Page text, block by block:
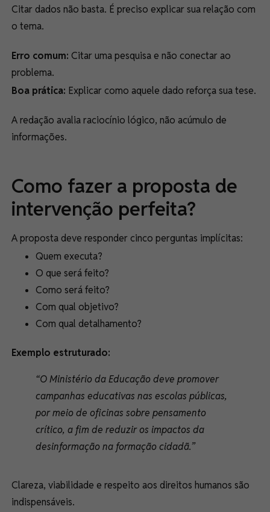
Citar dados não basta. É preciso explicar sua relação com
o tema.
Erro comum: Citar uma pesquisa e não conectar ao
problema.
Boa prática: Explicar como aquele dado reforça sua tese.
A redação avalia raciocínio lógico, não acúmulo de
informações.
Como fazer a proposta de
intervenção perfeita?
A proposta deve responder cinco perguntas implícitas:
Quem executa?
O que será feito?
Como será feito?
Com qual objetivo?
Com qual detalhamento?
Exemplo estruturado:
“O Ministério da Educação deve promover
campanhas educativas nas escolas públicas,
por meio de oficinas sobre pensamento
crítico, a fim de reduzir os impactos da
desinformação na formação cidadã.”
Clareza, viabilidade e respeito aos direitos humanos são
indispensáveis.